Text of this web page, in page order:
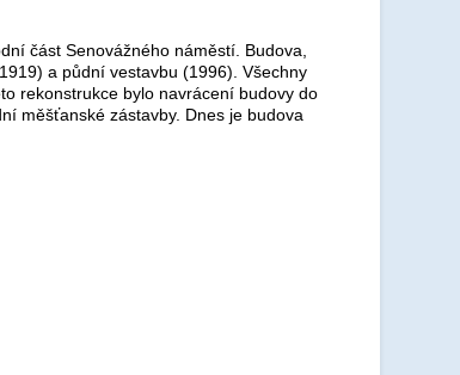
část Senovážného náměstí. Budova,
a půdní vestavbu (1996). Všechny
rekonstrukce bylo navrácení budovy do
měšťanské zástavby. Dnes je budova